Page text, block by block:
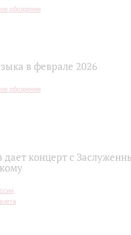
в феврале 2026
дает концерт с